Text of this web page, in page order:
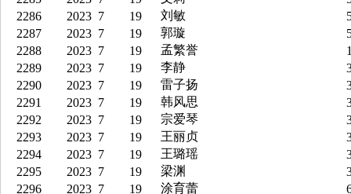
2286
2023 7 19 刘敏
2287
2023 7 19 郭璇
2288
2023 7 19 孟繁誉
2289
2023 7 19 李静
2290
2023 7 19 雷子扬
2291
2023 7 19 韩风思
2292
2023 7 19 宗爱琴
2293
2023 7 19 王丽贞
2294
2023 7 19 王璐瑶
2295
2023 7 19 梁渊
2296
2023 7 19 涂育蕾